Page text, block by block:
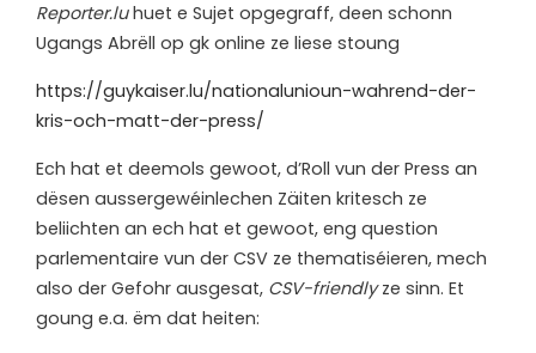
Reporter.luhuet e Sujet opgegraff, deen schonn
Ugangs Abrëll op gk online ze liese stoung
https://guykaiser.lu/nationalunioun-wahrend-der-
kris-och-matt-der-press/
Ech hat et deemols gewoot, d’Roll vun der Press an
dësen aussergewéinlechen Zäiten kritesch ze
beliichten an ech hat et gewoot, eng question
parlementaire vun der CSV ze thematiséieren, mech
also der Gefohr ausgesat, CSV-friendlyze sinn. Et
goung e.a. ëm dat heiten: